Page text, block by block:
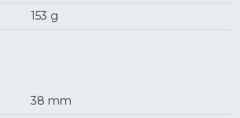
153 g
38 mm